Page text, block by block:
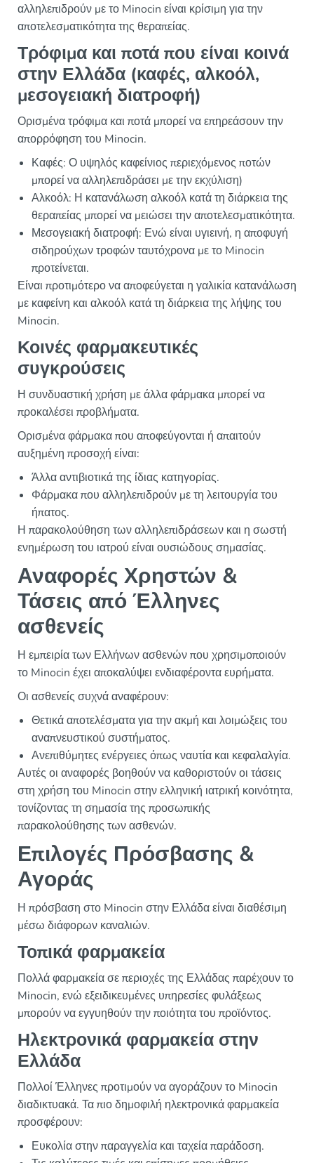
αλληλεπιδρούν με το Minocin είναι κρίσιμη για την
αποτελεσματικότητα της θεραπείας.
Τρόφιμα και ποτά που είναι κοινά
στην Ελλάδα (καφές, αλκοόλ,
μεσογειακή διατροφή)
Ορισμένα τρόφιμα και ποτά μπορεί να επηρεάσουν την
απορρόφηση του Minocin.
Καφές: Ο υψηλός καφείνιος περιεχόμενος ποτών
μπορεί να αλληλεπιδράσει με την εκχύλιση)
Αλκοόλ: Η κατανάλωση αλκοόλ κατά τη διάρκεια της
θεραπείας μπορεί να μειώσει την αποτελεσματικότητα.
Μεσογειακή διατροφή: Ενώ είναι υγιεινή, η αποφυγή
σιδηρούχων τροφών ταυτόχρονα με το Minocin
προτείνεται.
Είναι προτιμότερο να αποφεύγεται η γαλικία κατανάλωση
με καφείνη και αλκοόλ κατά τη διάρκεια της λήψης του
Minocin.
Κοινές φαρμακευτικές
συγκρούσεις
Η συνδυαστική χρήση με άλλα φάρμακα μπορεί να
προκαλέσει προβλήματα.
Ορισμένα φάρμακα που αποφεύγονται ή απαιτούν
αυξημένη προσοχή είναι:
Άλλα αντιβιοτικά της ίδιας κατηγορίας.
Φάρμακα που αλληλεπιδρούν με τη λειτουργία του
ήπατος.
Η παρακολούθηση των αλληλεπιδράσεων και η σωστή
ενημέρωση του ιατρού είναι ουσιώδους σημασίας.
Αναφορές Χρηστών &
Τάσεις από Έλληνες
ασθενείς
Η εμπειρία των Ελλήνων ασθενών που χρησιμοποιούν
το Minocin έχει αποκαλύψει ενδιαφέροντα ευρήματα.
Οι ασθενείς συχνά αναφέρουν:
Θετικά αποτελέσματα για την ακμή και λοιμώξεις του
αναπνευστικού συστήματος.
Ανεπιθύμητες ενέργειες όπως ναυτία και κεφαλαλγία.
Αυτές οι αναφορές βοηθούν να καθοριστούν οι τάσεις
στη χρήση του Minocin στην ελληνική ιατρική κοινότητα,
τονίζοντας τη σημασία της προσωπικής
παρακολούθησης των ασθενών.
Επιλογές Πρόσβασης &
Αγοράς
Η πρόσβαση στο Minocin στην Ελλάδα είναι διαθέσιμη
μέσω διάφορων καναλιών.
Τοπικά φαρμακεία
Πολλά φαρμακεία σε περιοχές της Ελλάδας παρέχουν το
Minocin, ενώ εξειδικευμένες υπηρεσίες φυλάξεως
μπορούν να εγγυηθούν την ποιότητα του προϊόντος.
Ηλεκτρονικά φαρμακεία στην
Ελλάδα
Πολλοί Έλληνες προτιμούν να αγοράζουν το Minocin
διαδικτυακά. Τα πιο δημοφιλή ηλεκτρονικά φαρμακεία
προσφέρουν:
Ευκολία στην παραγγελία και ταχεία παράδοση.